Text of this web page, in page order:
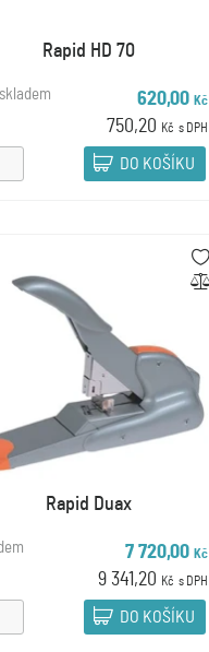
Rapid HD 70
620,00 Kč
750,20 Kč s DPH
DO KOŠÍKU
Rapid Duax
7 720,00 Kč
9 341,20 Kč s DPH
DO KOŠÍKU